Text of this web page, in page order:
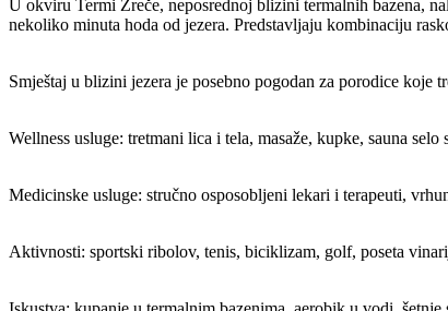
U okviru Termi Zreče, neposrednoj blizini termalnih bazena,
nekoliko minuta hoda od jezera. Predstavljaju kombinaciju
Smještaj u blizini jezera je posebno pogodan za porodice
Wellness usluge: tretmani lica i tela, masaže, kupke, sauna selo
Medicinske usluge: stručno osposobljeni lekari i terapeuti,
Aktivnosti: sportski ribolov, tenis, biciklizam, golf, poseta